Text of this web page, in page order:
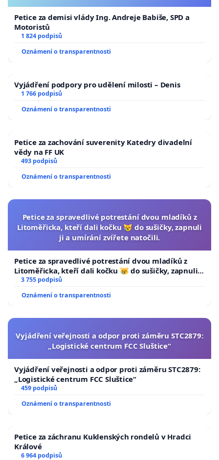
Petice za demisi vlády Ing. Andreje Babiše, SPD a
Motoristů
1 824 podpisů
Oznámení o transparentnosti
Vyjádření podpory pro udělení milosti – Denis
1 766 podpisů
Oznámení o transparentnosti
Petice za zachování suverenity Katedry divadelní
vědy na FF UK
493 podpisů
Oznámení o transparentnosti
Petice za spravedlivé potrestání dvou mladíků z
Litoměřicka, kteří dali kočku 😿 do sušičky, zapnuli
ji a umírání zvířete natočili.
Petice za spravedlivé potrestání dvou mladíků z
Litoměřicka, kteří dali kočku 😿 do sušičky, zapnuli ji
a umírání zvířete natočili.
3 755 podpisů
Oznámení o transparentnosti
Vyjádření veřejnosti a odpor proti záměru STC2879:
„Logistické centrum FCC Sluštice“
Vyjádření veřejnosti a odpor proti záměru STC2879:
„Logistické centrum FCC Sluštice“
459 podpisů
Oznámení o transparentnosti
Petice za záchranu Kuklenských rondelů v Hradci
Králové
6 964 podpisů